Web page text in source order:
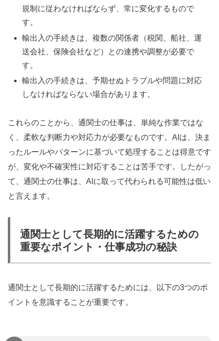
規制に従わなければならず、常に変化するもので
す。
輸出入の手続きは、複数の関係者（税関、船社、運
送会社、保険会社など）との連携や調整が必要で
す。
輸出入の手続きは、予期せぬトラブルや問題に対応
しなければならない場合があります。
これらのことから、通関士の仕事は、単純な作業ではな
く、柔軟な判断力や対応力が必要なものです。AIは、決ま
ったルールやパターンに基づいて処理することは得意です
が、変化や不確実性に対応することは苦手です。したがっ
て、通関士の仕事は、AIに取って代わられる可能性は低い
と言えます。
通関士として長期的に活躍するための
重要なポイント・仕事成功の秘訣
通関士として長期的に活躍するためには、以下の3つのポ
イントを意識することが重要です。